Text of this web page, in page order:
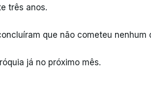
três anos.
que não cometeu nenhum
já no próximo mês.